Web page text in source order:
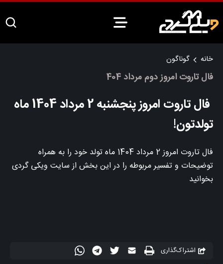
خانه گوناگون
فال تاروت امروز دوم مرداد 404
فال تاروت امروز پنجشنبه 2 مرداد 1404 ماه
تولدتون!
فال تاروت امروز 2 مرداد 1404 ماه تولد خود را به همراه
توضیحات و تفسیر مربوطه را در این بخش از سایت ویکی گردی
بخوانید
اشتراک‌گذاری